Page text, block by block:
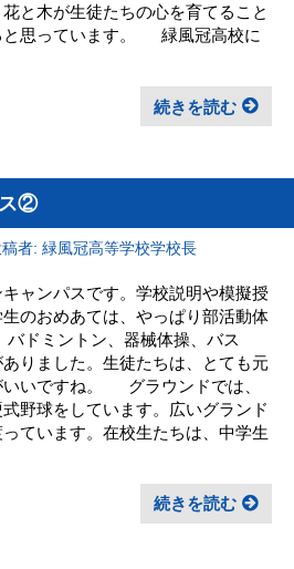
と木が生徒たちの心を育てること
と思っています。 緑風冠高校に
続きを読む
ス②
者: 緑風冠高等学校学校長
ャンパスです。学校説明や模擬授
のおめあては、やっぱり部活動体
ドミントン、器械体操、バス
りました。生徒たちは、とても元
いいですね。 グラウンドでは、
野球をしています。広いグランド
ています。在校生たちは、中学生
続きを読む